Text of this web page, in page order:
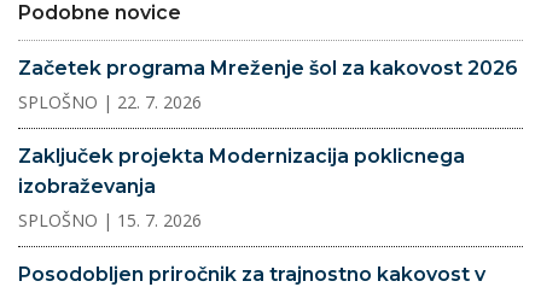
Podobne novice
Začetek programa Mreženje šol za kakovost 2026
SPLOŠNO | 22. 7. 2026
Zaključek projekta Modernizacija poklicnega
izobraževanja
SPLOŠNO | 15. 7. 2026
Posodobljen priročnik za trajnostno kakovost v